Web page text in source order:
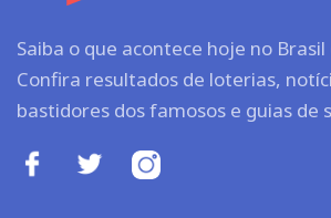
Saiba o que acontece hoje no
Confira resultados de loterias,
bastidores dos famosos e guias de